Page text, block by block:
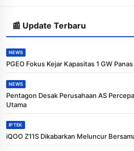
📰 Update Terbaru
NEWS
PGEO Fokus Kejar Kapasitas 1 GW
NEWS
Pentagon Desak Perusahaan AS
Utama
IPTEK
iQOO Z11S Dikabarkan Meluncur